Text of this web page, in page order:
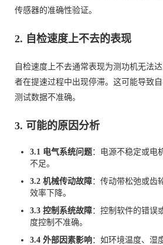
传感器的准确性验证。
2. 自检速度上不去的表现
自检速度上不去通常表现为测功机无法
者在提速过程中出现停滞。这可能导致
测试数据不准确。
3. 可能的原因分析
3.1 电气系统问题：电源不稳定或电
不足。
3.2 机械传动故障：传动带松弛或齿
效率下降。
3.3 控制系统故障：控制软件的错误
度控制不准确。
3.4 外部因素影响：如环境温度、湿